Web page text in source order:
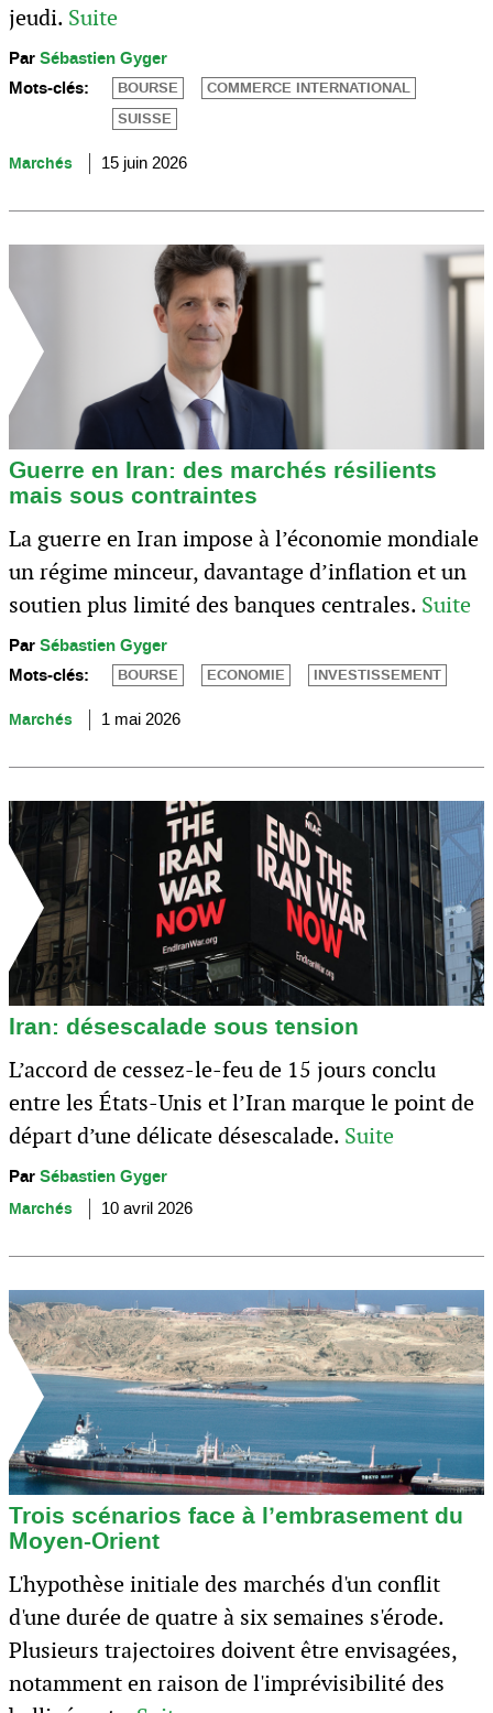
jeudi. Suite
ParSébastien Gyger
Mots-clés:
BOURSE
COMMERCE INTERNATIONAL
SUISSE
Marchés 15 juin 2026
Guerre en Iran: des marchés résilients
mais sous contraintes
La guerre en Iran impose à l’économie mondiale
un régime minceur, davantage d’inflation et un
soutien plus limité des banques centrales. Suite
ParSébastien Gyger
Mots-clés:
BOURSE ECONOMIE INVESTISSEMENT
Marchés 1 mai 2026
Iran: désescalade sous tension
L’accord de cessez-le-feu de 15 jours conclu
entre les États-Unis et l’Iran marque le point de
départ d’une délicate désescalade. Suite
ParSébastien Gyger
Marchés
10 avril 2026
Trois scénarios face à l’embrasement du
Moyen-Orient
L'hypothèse initiale des marchés d'un conflit
d'une durée de quatre à six semaines s'érode.
Plusieurs trajectoires doivent être envisagées,
notamment en raison de l'imprévisibilité des